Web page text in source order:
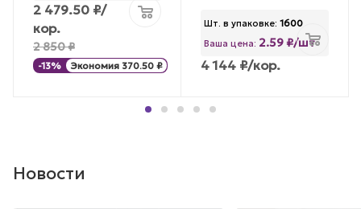
2 479.50 ₽/
кор.
2 850₽
-13% Экономия 370.50 ₽
Шт. в упаковке: 1600
Ваша цена: 2.59 ₽/шт
4 144 ₽/кор.
Новости